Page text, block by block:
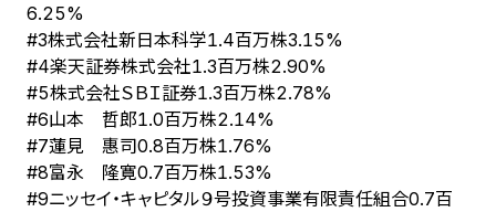
6.25%
#3株式会社新日本科学1.4百万株3.15%
#4楽天証券株式会社1.3百万株2.90%
#5株式会社ＳＢＩ証券1.3百万株2.78%
#6山本 哲郎1.0百万株2.14%
#7蓮見 惠司0.8百万株1.76%
#8富永 隆寛0.7百万株1.53%
#9ニッセイ・キャピタル９号投資事業有限責任組合0.7百